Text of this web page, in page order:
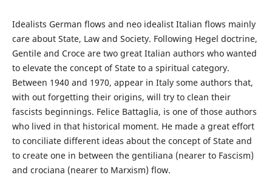
Idealists German flows and neo idealist Italian flows mainly
care about State, Law and Society. Following Hegel doctrine,
Gentile and Croce are two great Italian authors who wanted
to elevate the concept of State to a spiritual category.
Between 1940 and 1970, appear in Italy some authors that,
with out forgetting their origins, will try to clean their
fascists beginnings. Felice Battaglia, is one of those authors
who lived in that historical moment. He made a great effort
to conciliate different ideas about the concept of State and
to create one in between the gentiliana (nearer to Fascism)
and crociana (nearer to Marxism) flow.